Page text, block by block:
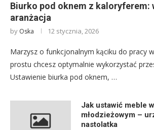
Biurko pod oknem z kaloryferem:
aranżacja
by Oska 12 stycznia, 2026
Marzysz o funkcjonalnym kąciku do pracy
prostu chcesz optymalnie wykorzystać
Ustawienie biurka pod oknem, …
Jak ustawić meble
młodzieżowym –
nastolatka